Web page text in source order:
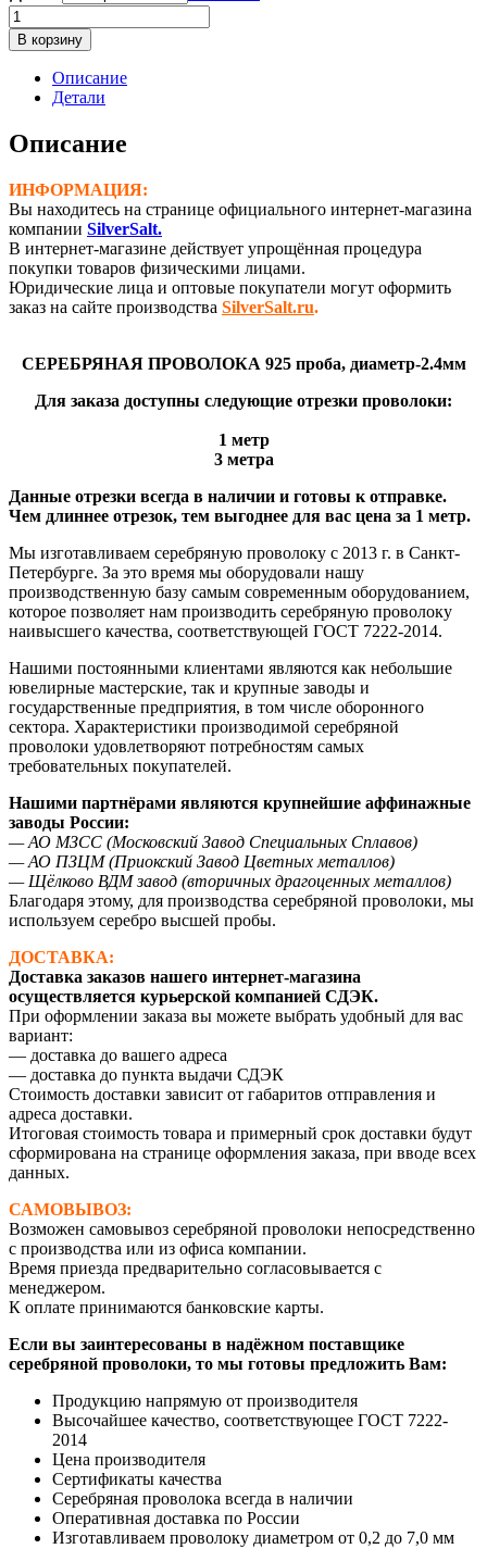
Количество
товара
Серебряная
проволока,
(Ø-2,4
мм)
В корзину
Описание
Детали
Описание
ИНФОРМАЦИЯ:
Вы находитесь на странице официального интернет-магазина
компании SilverSalt.
В интернет-магазине действует упрощённая процедура
покупки товаров физическими лицами.
Юридические лица и оптовые покупатели могут оформить
заказ на сайте производства SilverSalt.ru.
СЕРЕБРЯНАЯ ПРОВОЛОКА 925 проба, диаметр-2.4мм
Для заказа доступны следующие отрезки проволоки:
1 метр
3 метра
Данные отрезки всегда в наличии и готовы к отправке.
Чем длиннее отрезок, тем выгоднее для вас цена за 1 метр.
Мы изготавливаем серебряную проволоку с 2013 г. в Санкт-
Петербурге. За это время мы оборудовали нашу
производственную базу самым современным оборудованием,
которое позволяет нам производить серебряную проволоку
наивысшего качества, соответствующей ГОСТ 7222-2014.
Нашими постоянными клиентами являются как небольшие
ювелирные мастерские, так и крупные заводы и
государственные предприятия, в том числе оборонного
сектора. Характеристики производимой серебряной
проволоки удовлетворяют потребностям самых
требовательных покупателей.
Нашими партнёрами являются крупнейшие аффинажные
заводы России:
— АО МЗСС (Московский Завод Специальных Сплавов)
— АО ПЗЦМ (Приокский Завод Цветных металлов)
— Щёлково ВДМ завод (вторичных драгоценных металлов)
Благодаря этому, для производства серебряной проволоки, мы
используем серебро высшей пробы.
ДОСТАВКА:
Доставка заказов нашего интернет-магазина
осуществляется курьерской компанией СДЭК.
При оформлении заказа вы можете выбрать удобный для вас
вариант:
— доставка до вашего адреса
— доставка до пункта выдачи СДЭК
Стоимость доставки зависит от габаритов отправления и
адреса доставки.
Итоговая стоимость товара и примерный срок доставки будут
сформирована на странице оформления заказа, при вводе всех
данных.
САМОВЫВОЗ:
Возможен самовывоз серебряной проволоки непосредственно
с производства или из офиса компании.
Время приезда предварительно согласовывается с
менеджером.
К оплате принимаются банковские карты.
Если вы заинтересованы в надёжном поставщике
серебряной проволоки, то мы готовы предложить Вам:
Продукцию напрямую от производителя
Высочайшее качество, соответствующее ГОСТ 7222-
2014
Цена производителя
Сертификаты качества
Серебряная проволока всегда в наличии
Оперативная доставка по России
Изготавливаем проволоку диаметром от 0,2 до 7,0 мм